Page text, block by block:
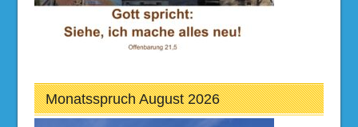
Monatsspruch August 2026